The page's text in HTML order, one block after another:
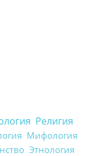
Религия
Мифология
Этнология